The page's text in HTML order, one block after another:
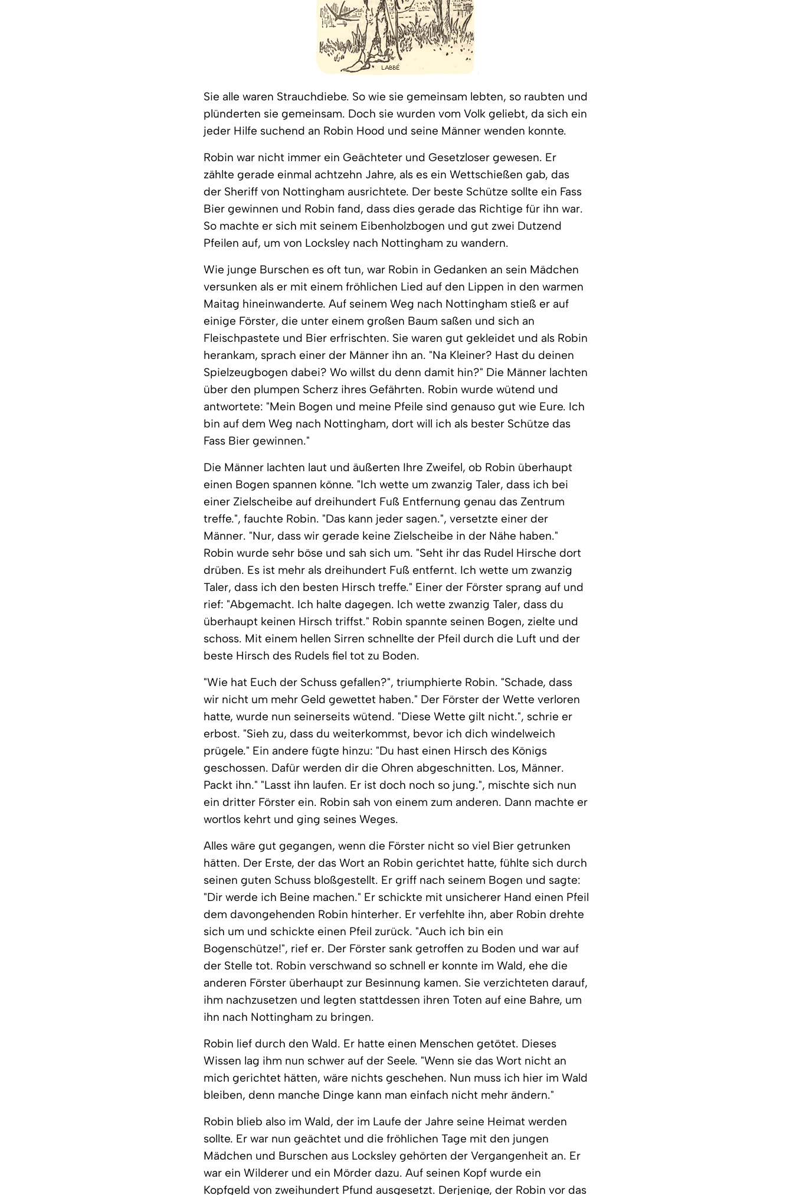
Sie alle waren Strauchdiebe. So wie sie gemeinsam lebten, so raubten und
plünderten sie gemeinsam. Doch sie wurden vom Volk geliebt, da sich ein
jeder Hilfe suchend an Robin Hood und seine Männer wenden konnte.
Robin war nicht immer ein Geächteter und Gesetzloser gewesen. Er
zählte gerade einmal achtzehn Jahre, als es ein Wettschießen gab, das
der Sheriff von Nottingham ausrichtete. Der beste Schütze sollte ein Fass
Bier gewinnen und Robin fand, dass dies gerade das Richtige für ihn war.
So machte er sich mit seinem Eibenholzbogen und gut zwei Dutzend
Pfeilen auf, um von Locksley nach Nottingham zu wandern.
Wie junge Burschen es oft tun, war Robin in Gedanken an sein Mädchen
versunken als er mit einem fröhlichen Lied auf den Lippen in den warmen
Maitag hineinwanderte. Auf seinem Weg nach Nottingham stieß er auf
einige Förster, die unter einem großen Baum saßen und sich an
Fleischpastete und Bier erfrischten. Sie waren gut gekleidet und als Robin
herankam, sprach einer der Männer ihn an. "Na Kleiner? Hast du deinen
Spielzeugbogen dabei? Wo willst du denn damit hin?" Die Männer lachten
über den plumpen Scherz ihres Gefährten. Robin wurde wütend und
antwortete: "Mein Bogen und meine Pfeile sind genauso gut wie Eure. Ich
bin auf dem Weg nach Nottingham, dort will ich als bester Schütze das
Fass Bier gewinnen."
Die Männer lachten laut und äußerten Ihre Zweifel, ob Robin überhaupt
einen Bogen spannen könne. "Ich wette um zwanzig Taler, dass ich bei
einer Zielscheibe auf dreihundert Fuß Entfernung genau das Zentrum
treffe.", fauchte Robin. "Das kann jeder sagen.", versetzte einer der
Männer. "Nur, dass wir gerade keine Zielscheibe in der Nähe haben."
Robin wurde sehr böse und sah sich um. "Seht ihr das Rudel Hirsche dort
drüben. Es ist mehr als dreihundert Fuß entfernt. Ich wette um zwanzig
Taler, dass ich den besten Hirsch treffe." Einer der Förster sprang auf und
rief: "Abgemacht. Ich halte dagegen. Ich wette zwanzig Taler, dass du
überhaupt keinen Hirsch triffst." Robin spannte seinen Bogen, zielte und
schoss. Mit einem hellen Sirren schnellte der Pfeil durch die Luft und der
beste Hirsch des Rudels fiel tot zu Boden.
"Wie hat Euch der Schuss gefallen?", triumphierte Robin. "Schade, dass
wir nicht um mehr Geld gewettet haben." Der Förster der Wette verloren
hatte, wurde nun seinerseits wütend. "Diese Wette gilt nicht.", schrie er
erbost. "Sieh zu, dass du weiterkommst, bevor ich dich windelweich
prügele." Ein andere fügte hinzu: "Du hast einen Hirsch des Königs
geschossen. Dafür werden dir die Ohren abgeschnitten. Los, Männer.
Packt ihn." "Lasst ihn laufen. Er ist doch noch so jung.", mischte sich nun
ein dritter Förster ein. Robin sah von einem zum anderen. Dann machte er
wortlos kehrt und ging seines Weges.
Alles wäre gut gegangen, wenn die Förster nicht so viel Bier getrunken
hätten. Der Erste, der das Wort an Robin gerichtet hatte, fühlte sich durch
seinen guten Schuss bloßgestellt. Er griff nach seinem Bogen und sagte:
"Dir werde ich Beine machen." Er schickte mit unsicherer Hand einen Pfeil
dem davongehenden Robin hinterher. Er verfehlte ihn, aber Robin drehte
sich um und schickte einen Pfeil zurück. "Auch ich bin ein
Bogenschütze!", rief er. Der Förster sank getroffen zu Boden und war auf
der Stelle tot. Robin verschwand so schnell er konnte im Wald, ehe die
anderen Förster überhaupt zur Besinnung kamen. Sie verzichteten darauf,
ihm nachzusetzen und legten stattdessen ihren Toten auf eine Bahre, um
ihn nach Nottingham zu bringen.
Robin lief durch den Wald. Er hatte einen Menschen getötet. Dieses
Wissen lag ihm nun schwer auf der Seele. "Wenn sie das Wort nicht an
mich gerichtet hätten, wäre nichts geschehen. Nun muss ich hier im Wald
bleiben, denn manche Dinge kann man einfach nicht mehr ändern."
Robin blieb also im Wald, der im Laufe der Jahre seine Heimat werden
sollte. Er war nun geächtet und die fröhlichen Tage mit den jungen
Mädchen und Burschen aus Locksley gehörten der Vergangenheit an. Er
war ein Wilderer und ein Mörder dazu. Auf seinen Kopf wurde ein
Kopfgeld von zweihundert Pfund ausgesetzt. Derjenige, der Robin vor das